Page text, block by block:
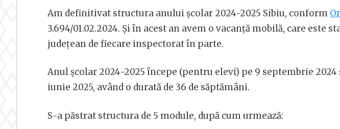
Am definitivat structura anului școlar 2024-2025 Sibiu, conform
3.694/01.02.2024. Și în acest an avem o vacanță mobilă, care este
județean de fiecare inspectorat în parte.
Anul școlar 2024-2025 începe (pentru elevi) pe 9 septembrie 2024
iunie 2025, având o durată de 36 de săptămâni.
S-a păstrat structura de 5 module, după cum urmează: